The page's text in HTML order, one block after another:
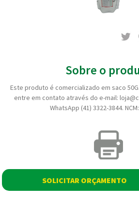
Sobre o
Este produto é comercializado em saco
entre em contato através do e-mail:
WhatsApp (41) 3322-3844.
SOLICITAR ORÇAMENTO